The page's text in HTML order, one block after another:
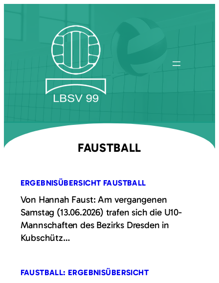
FAUSTBALL
ERGEBNISÜBERSICHT FAUSTBALL
Von Hannah Faust: Am vergangenen
Samstag (13.06.2026) trafen sich die U10-
Mannschaften des Bezirks Dresden in
Kubschütz…
FAUSTBALL: ERGEBNISÜBERSICHT